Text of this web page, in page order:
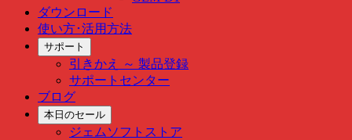
ダウンロード
使い方･活用方法
サポート
引きかえ ～ 製品登録
サポートセンター
ブログ
本日のセール
ジェムソフトストア